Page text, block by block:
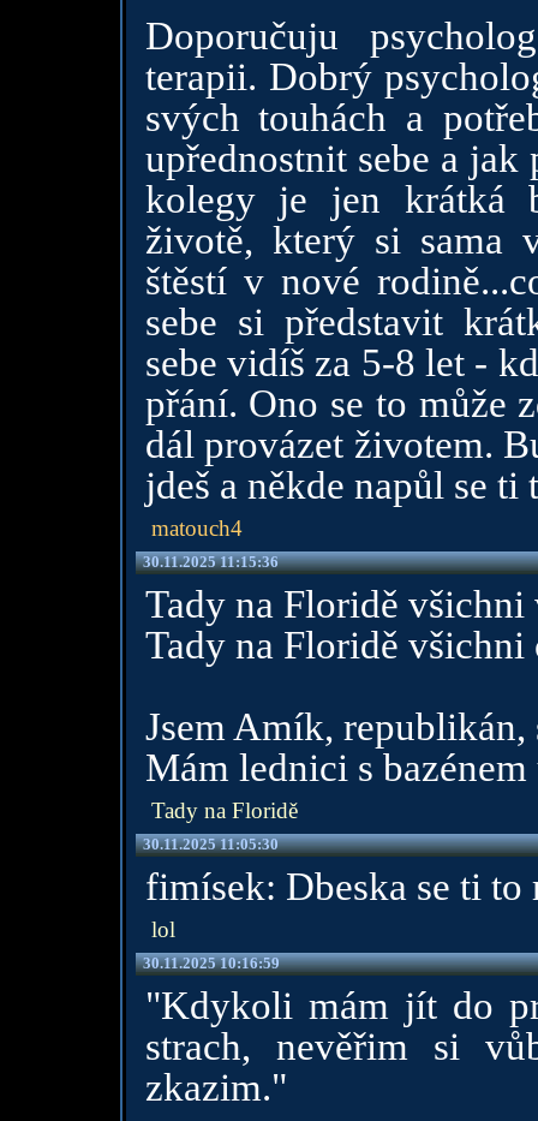
Doporučuju
terapii. Dobrý
svých touhách a
upřednostnit sebe a
kolegy je jen krátká
životě, který si sama
štěstí v nové
sebe si představit
sebe vidíš za 5-8 let -
přání. Ono se to může
dál provázet životem.
jdeš a někde napůl se ti
matouch4
30.11.2025 11:15:36
Tady na Floridě
Tady na Floridě všichni
Jsem Amík,
Mám lednici s
Tady na Floridě
30.11.2025 11:05:30
fimísek: Dbeska se ti to
lol
30.11.2025 10:16:59
"Kdykoli mám jít do
strach, nevěřim si
zkazim."